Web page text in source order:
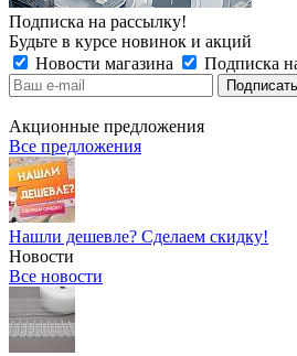
Подписка на рассылку!
Будьте в курсе новинок и акций
Новости магазина
Подписка
Акционные предложения
Все предложения
Нашли дешевле? Сделаем скидку!
Новости
Все новости